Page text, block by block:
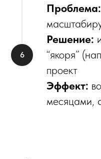
Проблема:
Решение:
“якоря”
проект
Эффект:
месяцами,